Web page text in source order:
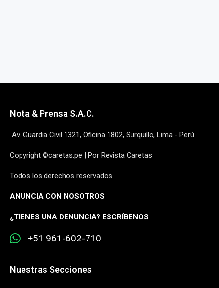
Nota & Prensa S.A.C.
Av. Guardia Civil 1321, Oficina 1802, Surquillo, Lima - Perú
Copyright ©caretas.pe | Por Revista Caretas
Todos los derechos reservados
ANUNCIA CON NOSOTROS
¿TIENES UNA DENUNCIA? ESCRÍBENOS
+51 961-602-710
Nuestras Secciones